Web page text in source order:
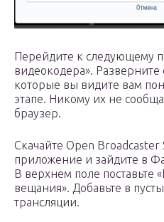
Перейдите к следующему
видеокодера». Разверните
которые вы видите вам
этапе. Никому их не
браузер.
Скачайте Open
приложение и зайдите в
В верхнем поле поставьте
вещания». Добавьте в
трансляции.